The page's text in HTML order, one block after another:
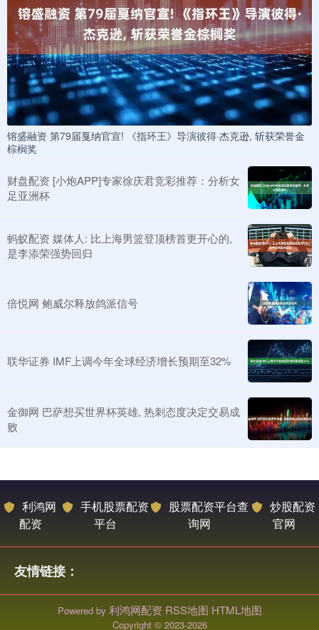
镕盛融资 第79届戛纳官宣! 《指环王》导演彼得·杰克逊, 斩获荣誉金
棕榈奖
财盘配资 [小炮APP]专家徐庆君竞彩推荐：分析女
足亚洲杯
蚂蚁配资 媒体人: 比上海男篮登顶榜首更开心的,
是李添荣强势回归
倍悦网 鲍威尔释放鸽派信号
联华证券 IMF上调今年全球经济增长预期至32%
金御网 巴萨想买世界杯英雄, 热刺态度决定交易成
败
利鸿网
配资
手机股票配资
平台
股票配资平台查
询网
炒股配资
官网
友情链接：
Powered by 利鸿网配资 RSS地图 HTML地图
Copyright © 2023-2026